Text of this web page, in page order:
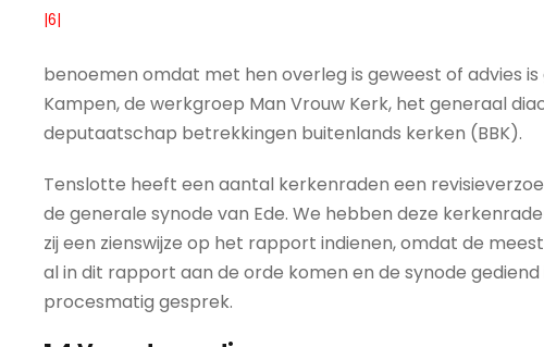
|6|
benoemen omdat met hen overleg is geweest of advies
Kampen, de werkgroep Man Vrouw Kerk, het generaal
deputaatschap betrekkingen buitenlands kerken (BBK).
Tenslotte heeft een aantal kerkenraden een
de generale synode van Ede. We hebben deze
zij een zienswijze op het rapport indienen, omdat de
al in dit rapport aan de orde komen en de synode
procesmatig gesprek.